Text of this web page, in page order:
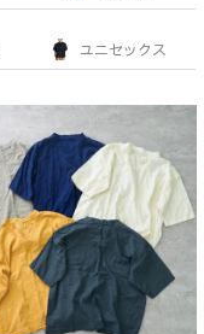
ユニセックス